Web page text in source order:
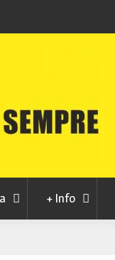
urbanos
+ Info